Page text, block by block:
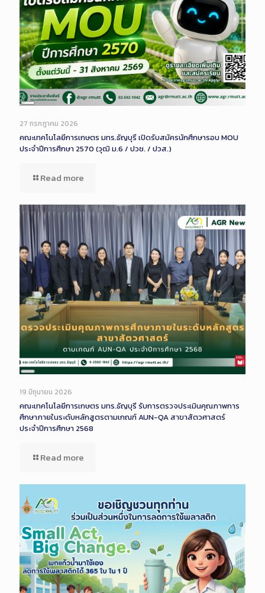
Long
Description
27 กรกฎาคม 2026
คณะเทคโนโลยีการเกษตร มทร.ธัญบุรี เปิดรับสมัครนักศึกษารอบ MOU
ประจำปีการศึกษา 2570 (วุฒิ ม.6 / ปวช. / ปวส.)
Read more
Long
Description
19 มิถุนายน 2026
คณะเทคโนโลยีการเกษตร มทร.ธัญบุรี รับการตรวจประเมินคุณภาพการ
ศึกษาภายในระดับหลักสูตรตามเกณฑ์ AUN-QA สาขาสัตวศาสตร์
ประจำปีการศึกษา 2568
Read more